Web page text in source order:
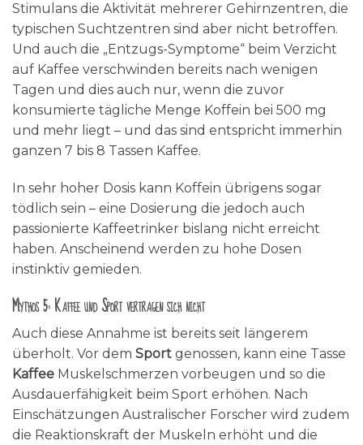
Stimulans die Aktivität mehrerer Gehirnzentren, die
typischen Suchtzentren sind aber nicht betroffen.
Und auch die „Entzugs-Symptome“ beim Verzicht
auf Kaffee verschwinden bereits nach wenigen
Tagen und dies auch nur, wenn die zuvor
konsumierte tägliche Menge Koffein bei 500 mg
und mehr liegt – und das sind entspricht immerhin
ganzen 7 bis 8 Tassen Kaffee.
In sehr hoher Dosis kann Koffein übrigens sogar
tödlich sein – eine Dosierung die jedoch auch
passionierte Kaffeetrinker bislang nicht erreicht
haben. Anscheinend werden zu hohe Dosen
instinktiv gemieden.
Mythos 5: Kaffee und Sport vertragen sich nicht
Auch diese Annahme ist bereits seit längerem
überholt. Vor dem Sport genossen, kann eine Tasse
Kaffee Muskelschmerzen vorbeugen und so die
Ausdauerfähigkeit beim Sport erhöhen. Nach
Einschätzungen Australischer Forscher wird zudem
die Reaktionskraft der Muskeln erhöht und die